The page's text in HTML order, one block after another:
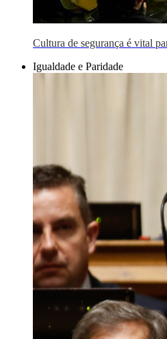
Cultura de segurança é vital
Igualdade e Paridade